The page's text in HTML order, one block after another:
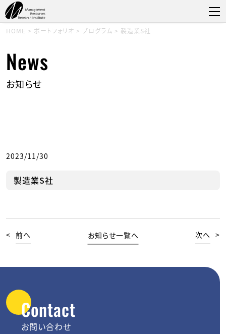
HOME > ポートフォリオ > プログラム > 製造業S社
News
お知らせ
2023/11/30
製造業S社
< 前へ 次へ >
お知らせ一覧へ
Contact
お問い合わせ